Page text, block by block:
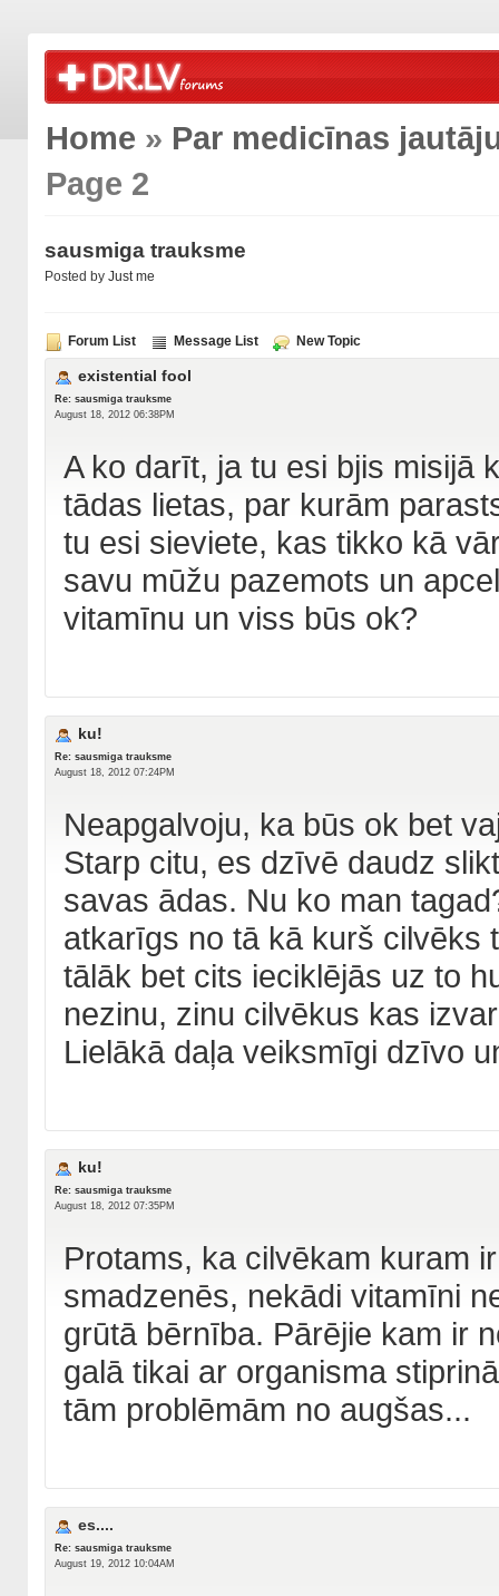
Home » Par medicīnas
Page 2
sausmiga trauksme
Posted by Just me
Forum List Message List New Topic
existential fool
Re: sausmiga trauksme
August 18, 2012 06:38PM
A ko darīt, ja tu esi bjis misijā
tādas lietas, par kurām
tu esi sieviete, kas tikko kā
savu mūžu pazemots un
vitamīnu un viss būs ok?
ku!
Re: sausmiga trauksme
August 18, 2012 07:24PM
Neapgalvoju, ka būs ok bet
Starp citu, es dzīvē daudz
savas ādas. Nu ko man
atkarīgs no tā kā kurš cilvēks
tālāk bet cits ieciklējās uz to
nezinu, zinu cilvēkus kas
Lielākā daļa veiksmīgi dzīvo
ku!
Re: sausmiga trauksme
August 18, 2012 07:35PM
Protams, ka cilvēkam kuram
smadzenēs, nekādi vitamīni
grūtā bērnība. Pārējie kam ir
galā tikai ar organisma
tām problēmām no augšas...
es....
Re: sausmiga trauksme
August 19, 2012 10:04AM